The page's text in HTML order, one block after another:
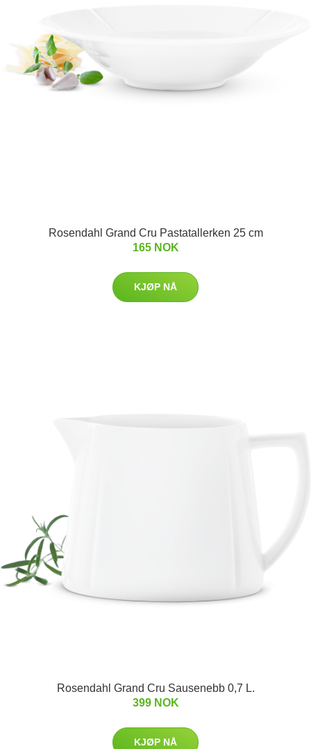
Rosendahl Grand Cru Pastatallerken 25 cm
165 NOK
KJØP NÅ
Rosendahl Grand Cru Sausenebb 0,7 L.
399 NOK
KJØP NÅ